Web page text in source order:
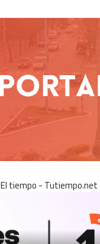
El tiempo - Tutiempo.net